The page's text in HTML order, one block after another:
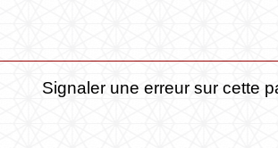
Signaler une erreur sur cette